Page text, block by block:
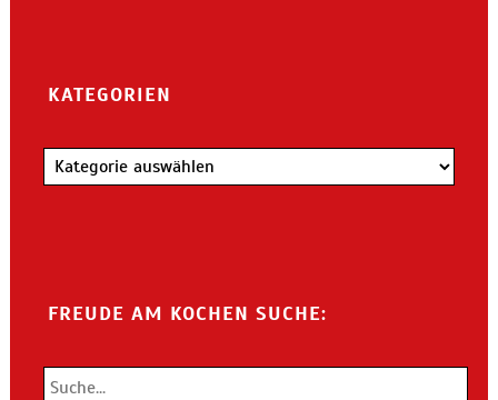
KATEGORIEN
Kategorien
FREUDE AM KOCHEN SUCHE: